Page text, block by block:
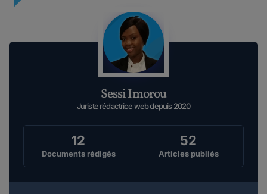
Sessi Imorou
Juriste rédactrice web depuis 2020
12
Documents rédigés
52
Articles publiés